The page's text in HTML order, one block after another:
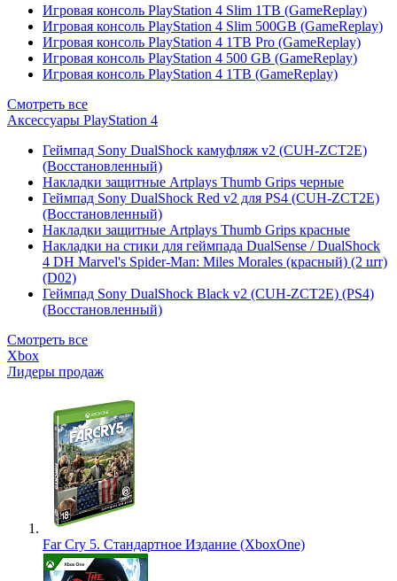
Игровая консоль PlayStation 4 Slim 1TB (GameReplay)
Игровая консоль PlayStation 4 Slim 500GB (GameReplay)
Игровая консоль PlayStation 4 1TB Pro (GameReplay)
Игровая консоль PlayStation 4 500 GB (GameReplay)
Игровая консоль PlayStation 4 1TB (GameReplay)
Смотреть все
Аксессуары PlayStation 4
Геймпад Sony DualShock камуфляж v2 (CUH-ZCT2E)
(Восстановленный)
Накладки защитные Artplays Thumb Grips черные
Геймпад Sony DualShock Red v2 для PS4 (CUH-ZCT2E)
(Восстановленный)
Накладки защитные Artplays Thumb Grips красные
Накладки на стики для геймпада DualSense / DualShock
4 DH Marvel's Spider-Man: Miles Morales (красный) (2 шт)
(D02)
Геймпад Sony DualShock Black v2 (CUH-ZCT2E) (PS4)
(Восстановленный)
Смотреть все
Xbox
Лидеры продаж
Far Cry 5. Стандартное Издание (XboxOne)